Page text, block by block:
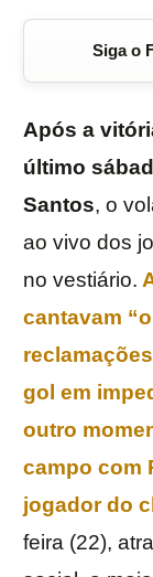
Siga o
Após a
último
Santos, o
ao vivo dos
no vestiário.
cantavam
gol em
outro
campo com
jogador do
feira (22),